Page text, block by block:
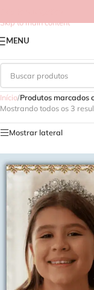
Skip to main content
MENU
Início/Produtos marcados
Mostrando todos os 3
Mostrar lateral